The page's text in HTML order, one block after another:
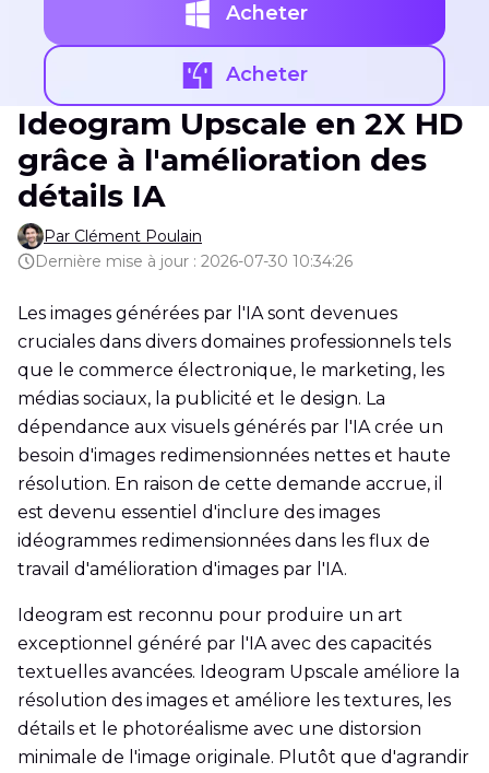
Acheter
Acheter
Ideogram Upscale en 2X HD
grâce à l'amélioration des
détails IA
Par Clément Poulain
Dernière mise à jour : 2026-07-30 10:34:26
Les images générées par l'IA sont devenues
cruciales dans divers domaines professionnels tels
que le commerce électronique, le marketing, les
médias sociaux, la publicité et le design. La
dépendance aux visuels générés par l'IA crée un
besoin d'images redimensionnées nettes et haute
résolution. En raison de cette demande accrue, il
est devenu essentiel d'inclure des images
idéogrammes redimensionnées dans les flux de
travail d'amélioration d'images par l'IA.
Ideogram est reconnu pour produire un art
exceptionnel généré par l'IA avec des capacités
textuelles avancées. Ideogram Upscale améliore la
résolution des images et améliore les textures, les
détails et le photoréalisme avec une distorsion
minimale de l'image originale. Plutôt que d'agrandir